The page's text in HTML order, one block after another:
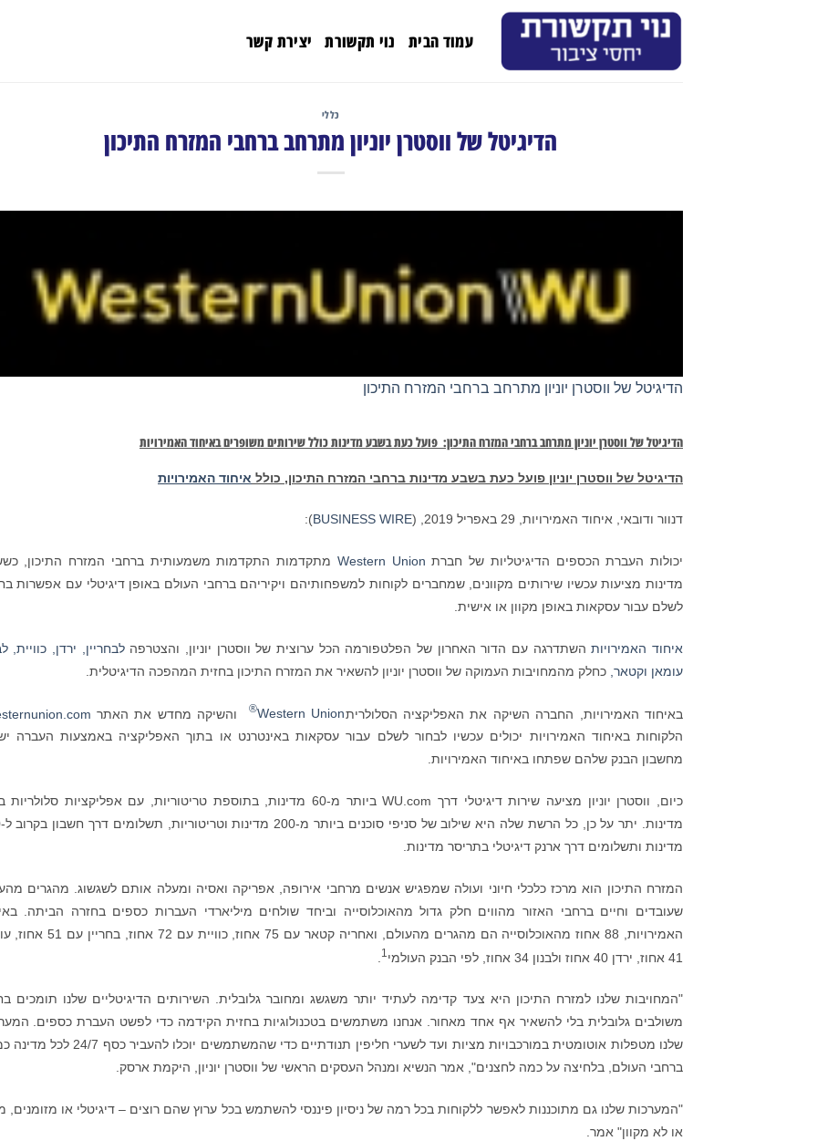
עמוד הבית נוי תקשורת יצירת קשר
כללי
הדיגיטל של ווסטרן יוניון מתרחב ברחבי המזרח התיכון
הדיגיטל של ווסטרן יוניון מתרחב ברחבי המזרח התיכון
הדיגיטל של ווסטרן יוניון מתרחב ברחבי המזרח התיכון: פועל כעת בשבעמדינות כולל שירותים משופרים באיחוד האמירויות
הדיגיטל של ווסטרן יוניון פועל כעת בשבע מדינות ברחבי המזרח התיכון, כולל איחוד האמירויות
דנוור ודובאי, איחוד האמירויות, 29 באפריל 2019, ( BUSINESS WIRE
):
יכולות העברת הכספים הדיגיטליות של חברת Western Union מתקדמות התקדמות משמעותית ברחבי המזרח התיכון,
מדינות מציעות עכשיו שירותים מקוונים, שמחברים לקוחות למשפחותיהם ויקיריהם ברחבי העולם באופן דיגיטלי עם אפשרות
לשלם עבור עסקאות באופן מקוון או אישית.
איחוד האמירויותהשתדרגה עם הדור האחרון של הפלטפורמה הכל ערוצית של ווסטרן יוניון, והצטרפהלבחריין, ירדן, כוויית,
עומאן וקטאר, כחלק מהמחויבות העמוקה של ווסטרן יוניון להשאיר את המזרח התיכון בחזית המהפכה הדיגיטלית.
באיחוד האמירויות, החברה השיקה את האפליקציה הסלולריתWestern Union
® והשיקה מחדש את האתר
הלקוחות באיחוד האמירויות יכולים עכשיו לבחור לשלם עבור עסקאות באינטרנט או בתוך האפליקציה באמצעות העברה
מחשבון הבנק שלהם שפתחו באיחוד האמירויות.
מדינות ותשלומים דרך ארנק דיגיטלי בתריסר מדינות.
המזרח התיכון הוא מרכז כלכלי חיוני ועולה שמפגיש אנשים מרחבי אירופה, אפריקה ואסיה ומעלה אותם לשגשוג. מהגרים
שעובדים וחיים ברחבי האזור מהווים חלק גדול מהאוכלוסייה וביחד שולחים מיליארדי העברות כספים בחזרה הביתה.
האמירויות, 88 אחוז מהאוכלוסייה הם מהגרים מהעולם, ואחריה קטאר עם 75 אחוז,
41 אחוז, ירדן 40 אחוז ולבנון 34 אחוז, לפי הבנק העולמי
1
"המחויבות שלנו למזרח התיכון היא צעד קדימה לעתיד יותר משגשג ומחובר גלובלית. השירותים הדיגיטליים שלנו תומכים
משולבים גלובלית בלי להשאיר אף אחד מאחור. אנחנו משתמשים בטכנולוגיות בחזית הקידמה כדי לפשט העברת כספים.
שלנו מטפלות אוטומטית במורכבויות מציות ועד לשערי חליפין תנודתיים כדי שהמשתמשים יוכלו
ברחבי העולם, בלחיצה על כמה לחצנים", אמר הנשיא ומנהל העסקים הראשי של ווסטרן יוניון, היקמת ארסק.
"המערכות שלנו גם מתוכננות לאפשר ללקוחות בכל רמה של ניסיון פיננסי להשתמש בכל ערוץ שהם רוצים – דיגיטלי או מזומנים,
או לא מקוון" אמר.